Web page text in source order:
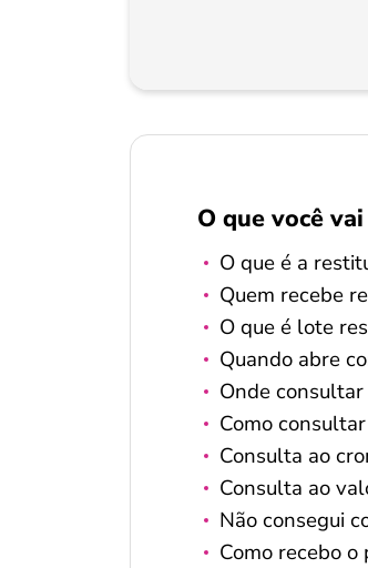
O que você
O que é a
Quem recebe
O que é lote
Quando abre
Onde
Como
Consulta ao
Consulta ao
Não consegui
Como recebo